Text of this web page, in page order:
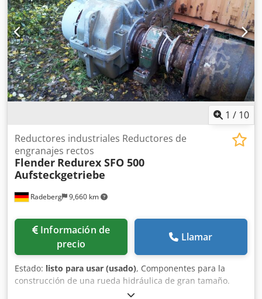
aproximadamente 20 metros y un caudal de 1600 m³/h
Tensión: 400 V En funcionamiento como bomba: Potencia
del eje requerida: 177 kW Motor eléctrico requerido: 200
kW Valor NPSH: 6,9 Eficiencia: 85,28% Temperatura
máxima de funcionamiento: 140 °C Sensor de velocidad: Sí
¡¡Precio por unidad!!
1 / 10
Radeberg 9,660 km
Reductores industriales Reductores de
engranajes rectos
Flender Redurex SFO 500
Aufsteckgetriebe
Información de
precio
Llamar
Estado: listo para usar (usado), Componentes para la
construcción de una rueda hidráulica de gran tamaño.
Caja de cambios: caja de cambios Flender SFO 500 de